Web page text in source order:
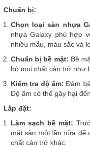
Chuẩn bị:
Chọn loại sàn nhựa
nhựa Galaxy phù hợp
nhiều mẫu, màu sắc và
Chuẩn bị bề mặt: Bề
bỏ mọi chất cản trở như
Kiểm tra độ ẩm: Đảm
Độ ẩm có thể gây hại
Lắp đặt:
Làm sạch bề mặt:
mặt sàn một lần nữa để
chất cản trở khác.